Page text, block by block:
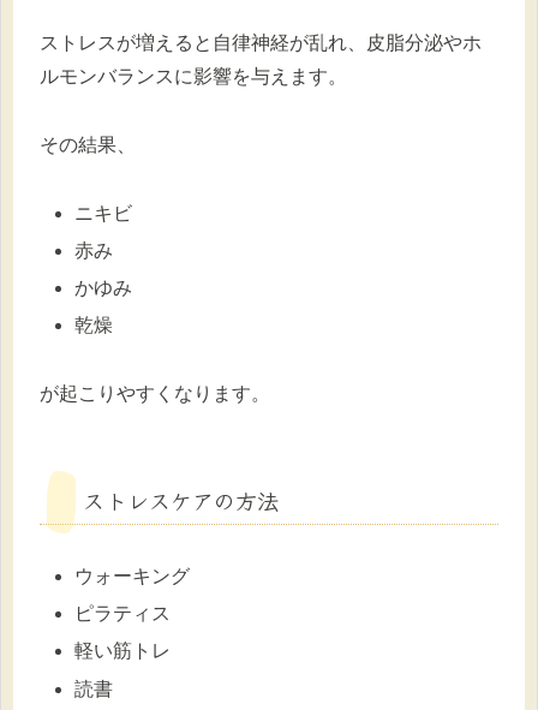
ストレスが増えると自律神経が乱れ、皮脂分泌やホ
ルモンバランスに影響を与えます。
その結果、
ニキビ
赤み
かゆみ
乾燥
が起こりやすくなります。
ストレスケアの方法
ウォーキング
ピラティス
軽い筋トレ
読書